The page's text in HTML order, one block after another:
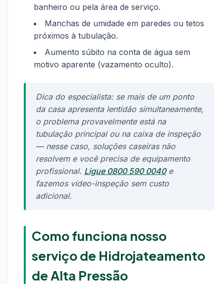
banheiro ou pela área de serviço.
Manchas de umidade em paredes ou tetos
próximos à tubulação.
Aumento súbito na conta de água sem
motivo aparente (vazamento oculto).
Dica do especialista: se mais de um ponto
da casa apresenta lentidão simultaneamente,
o problema provavelmente está na
tubulação principal ou na caixa de inspeção
— nesse caso, soluções caseiras não
resolvem e você precisa de equipamento
profissional. Ligue 0800 590 0040e
fazemos vídeo-inspeção sem custo
adicional.
Como funciona nosso
serviço de Hidrojateamento
de Alta Pressão